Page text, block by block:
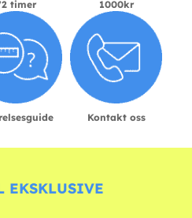
timer
1000kr
Kontakt oss